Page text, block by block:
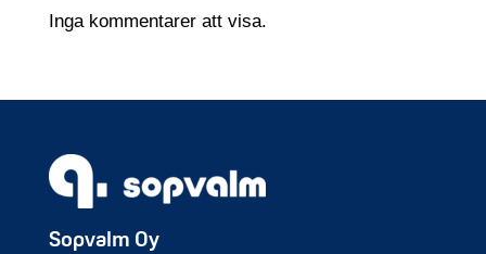
Inga kommentarer att visa.
Sopvalm Oy